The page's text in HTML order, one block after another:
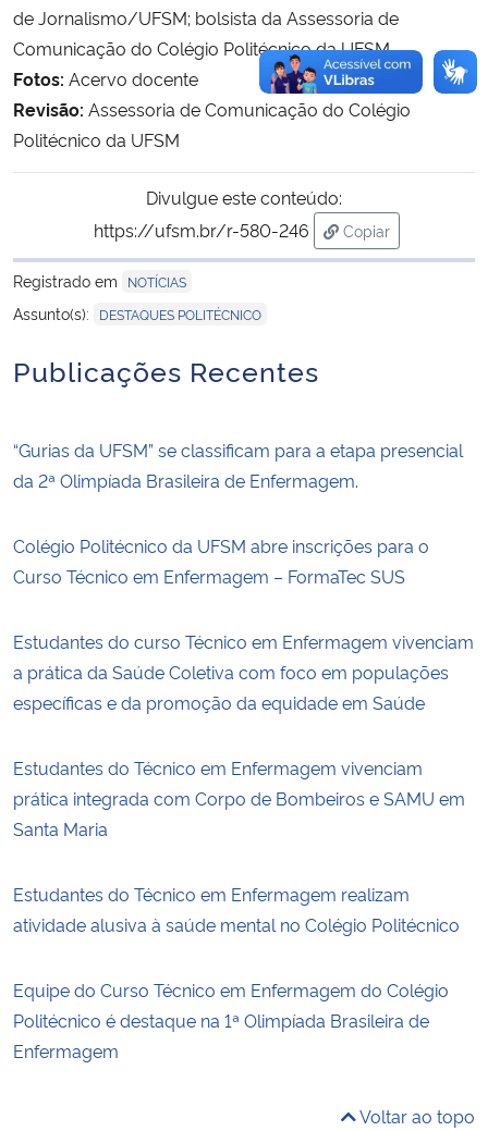
de Jornalismo/UFSM; bolsista da Assessoria de
Comunicação do Colégio Politécnico da UFSM
Fotos: Acervo docente
Revisão: Assessoria de Comunicação do Colégio
Politécnico da UFSM
Divulgue este conteúdo:
https://ufsm.br/r-580-246
Copiar
para área de
Registrado em
NOTÍCIAS
Assunto(s): DESTAQUES POLITÉCNICO
Publicações Recentes
“Gurias da UFSM” se classificam para a etapa presencial
da 2ª Olimpíada Brasileira de Enfermagem.
Colégio Politécnico da UFSM abre inscrições para o
Curso Técnico em Enfermagem – FormaTec SUS
Estudantes do curso Técnico em Enfermagem vivenciam
a prática da Saúde Coletiva com foco em populações
específicas e da promoção da equidade em Saúde
Estudantes do Técnico em Enfermagem vivenciam
prática integrada com Corpo de Bombeiros e SAMU em
Santa Maria
Estudantes do Técnico em Enfermagem realizam
atividade alusiva à saúde mental no Colégio Politécnico
Equipe do Curso Técnico em Enfermagem do Colégio
Politécnico é destaque na 1ª Olimpíada Brasileira de
Enfermagem
Voltar ao topo